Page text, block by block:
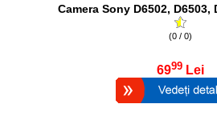
Camera Sony D6502, D6503,
(0 / 0)
6999 Lei